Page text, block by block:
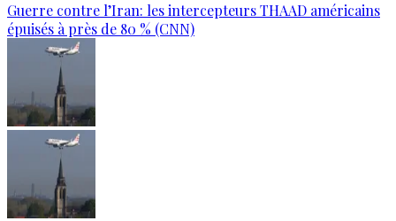
Guerre contre l’Iran: les intercepteurs THAAD américains
épuisés à près de 80 % (CNN)